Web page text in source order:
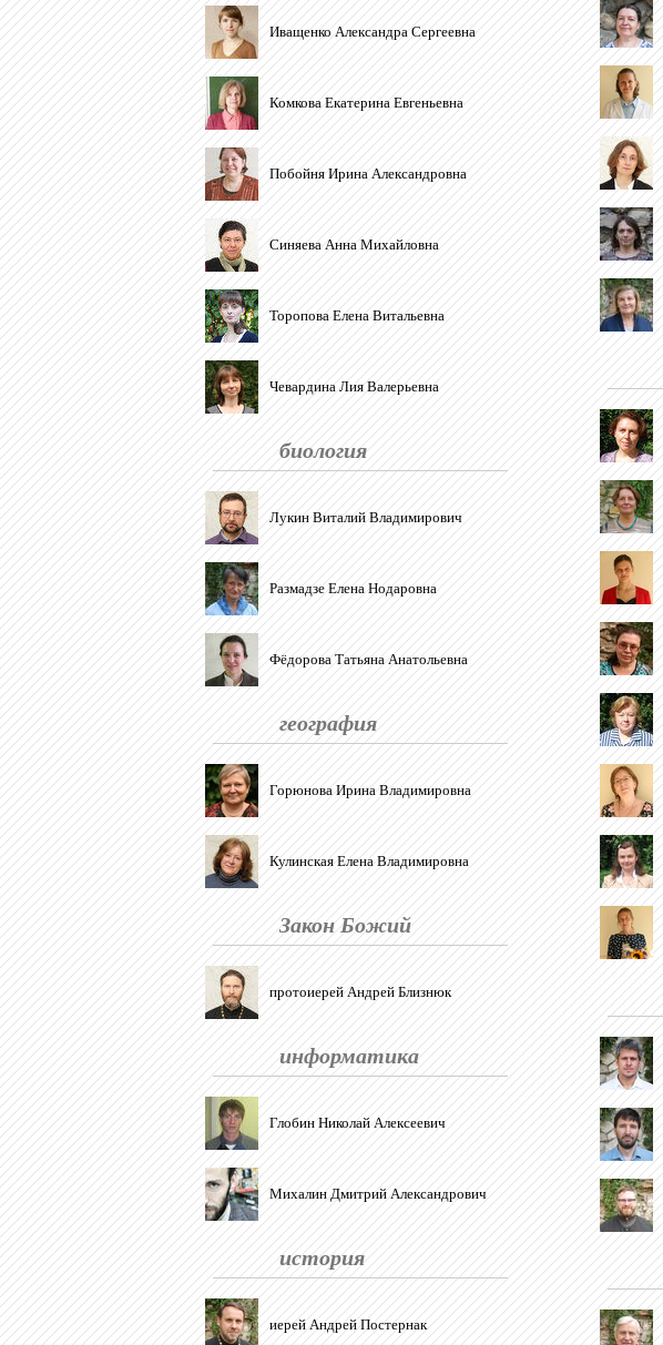
Иващенко Александра Сергеевна
Комкова Екатерина Евгеньевна
Побойня Ирина Александровна
Синяева Анна Михайловна
Торопова Елена Витальевна
Чевардина Лия Валерьевна
биология
Лукин Виталий Владимирович
Размадзе Елена Нодаровна
Фёдорова Татьяна Анатольевна
география
Горюнова Ирина Владимировна
Кулинская Елена Владимировна
Закон Божий
протоиерей Андрей Близнюк
информатика
Глобин Николай Алексеевич
Михалин Дмитрий Александрович
история
иерей Андрей Постернак